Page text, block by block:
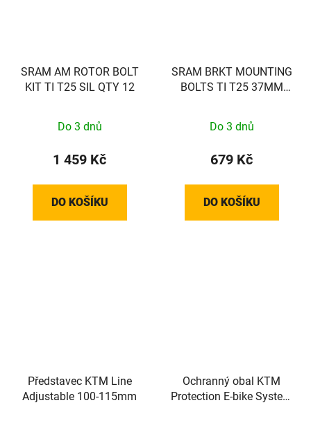
SRAM AM ROTOR BOLT
KIT TI T25 SIL QTY 12
Do 3 dnů
1 459 Kč
DO KOŠÍKU
SRAM BRKT MOUNTING
BOLTS TI T25 37MM
Do 3 dnů
679 Kč
DO KOŠÍKU
Představec KTM Line
Adjustable 100-115mm
Ochranný obal KTM
Protection E-bike System